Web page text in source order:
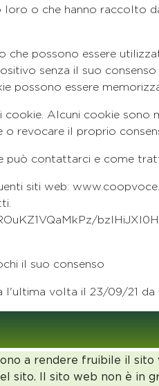
o che hanno raccolto
possono essere
senza il suo
possono essere
Alcuni cookie sono
revocare il proprio
può contattarci e come
siti web:
il suo consenso
l'ultima volta il 23/09/21 da
a rendere fruibile il
sito. Il sito web non è in